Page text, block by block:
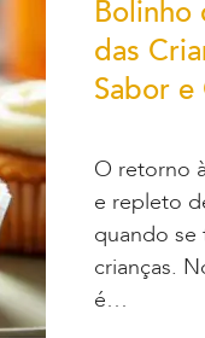
Bolinho
das
Sabor e
O retorno
e repleto
quando se
crianças.
é…